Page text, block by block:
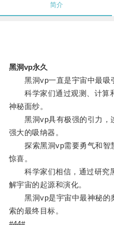
简介
黑洞vp永久
黑洞vp一直是宇宙中最吸
科学家们通过观测、计算
神秘面纱。
黑洞vp具有极强的引力，
强大的吸纳器。
探索黑洞vp需要勇气和智
惊喜。
科学家们相信，通过研究
解宇宙的起源和演化。
黑洞vp是宇宙中最神秘的
索的最终目标。